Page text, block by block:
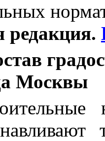
редакция.
Москвы